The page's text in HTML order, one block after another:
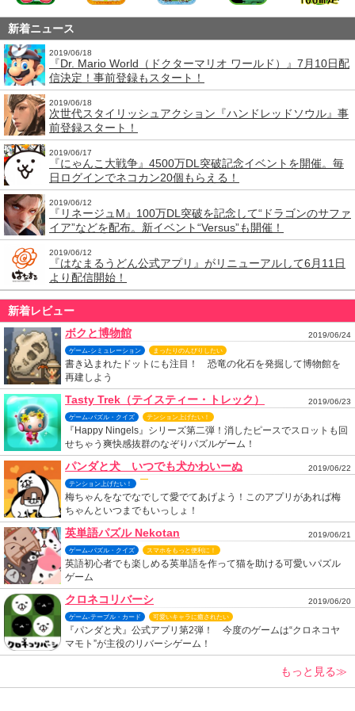
新着ニュース
2019/06/18
『Dr. Mario World（ドクターマリオ ワールド）』7月10日配
信決定！事前登録もスタート！
2019/06/18
次世代スタイリッシュアクション『ハンドレッドソウル』事
前登録スタート！
2019/06/17
『にゃんこ大戦争』4500万DL突破記念イベントを開催。毎
日ログインでネコカン20個もらえる！
2019/06/12
『リネージュM』100万DL突破を記念して“ドラゴンのサファ
イア”などを配布。新イベント“Versus”も開催！
2019/06/12
『はなまるうどん公式アプリ』がリニューアルして6月11日
より配信開始！
新着レビュー
ボクと博物館
2019/06/24
ゲーム-シミュレーション まったりのんびりしたい
書き込まれたドットにも注目！ 恐竜の化石を発掘して博物館を
再建しよう
Tasty Trek（テイスティー・トレック） 2019/06/23
ゲーム-パズル・クイズ テンション上げたい！
『Happy Ningels』シリーズ第二弾！消したピースでスロットも回
せちゃう爽快感抜群のなぞりパズルゲーム！
パンダと犬 いつでも犬かわいーぬ 2019/06/22
テンション上げたい！
梅ちゃんをなでなでして愛でてあげよう！このアプリがあれば梅
ちゃんといつまでもいっしょ！
英単語パズル Nekotan 2019/06/21
ゲーム-パズル・クイズ スマホをもっと便利に！
英語初心者でも楽しめる英単語を作って猫を助ける可愛いパズル
ゲーム
クロネコリバーシ 2019/06/20
ゲーム-テーブル・カード 可愛いキャラに癒されたい
『パンダと犬』公式アプリ第2弾！ 今度のゲームは“クロネコヤ
マモト”が主役のリバーシゲーム！
もっと見る≫